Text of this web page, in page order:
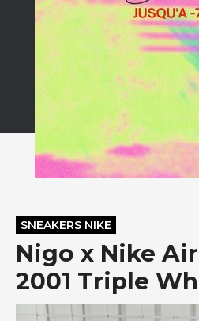
SNEAKERS NIKE
Nigo x Nike Air
2001 Triple